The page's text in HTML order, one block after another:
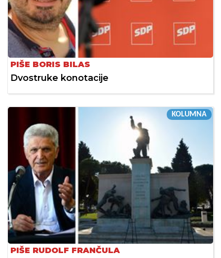
PIŠE BORIS BILAS
Dvostruke konotacije
KOLUMNA
PIŠE RUDOLF FRANČULA